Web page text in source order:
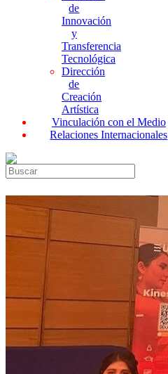
de
Innovación
y
Transferencia
Tecnológica
Dirección
de
Creación
Artística
Vinculación con el Medio
Relaciones Internacionales